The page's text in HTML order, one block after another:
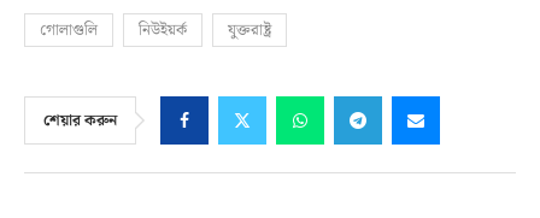
গোলাগুলি নিউইয়র্ক যুক্তরাষ্ট্র
শেয়ার করুন